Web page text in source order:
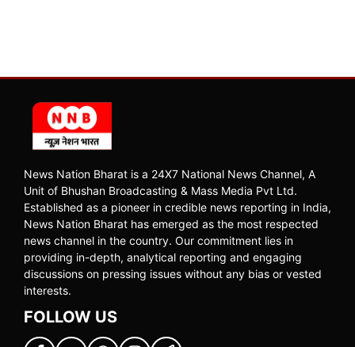
News Nation Bharat is a 24X7 National News Channel, A
Unit of Bhushan Broadcasting & Mass Media Pvt Ltd.
Established as a pioneer in credible news reporting in India,
News Nation Bharat has emerged as the most respected
news channel in the country. Our commitment lies in
providing in-depth, analytical reporting and engaging
discussions on pressing issues without any bias or vested
interests.
FOLLOW US